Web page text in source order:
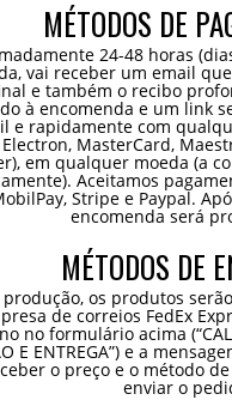
MÉTODOS DE
24-48 horas
vai receber um email
e também o recibo
à encomenda e um link
e rapidamente com
Electron, MasterCard,
em qualquer moeda (a
Aceitamos
Stripe e Paypal.
encomenda será
MÉTODOS DE
produção, os produtos
de correios FedEx
no formulário acima
E ENTREGA”) e a
o preço e o método
enviar o